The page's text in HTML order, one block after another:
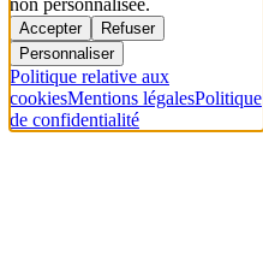
non personnalisée.
Accepter
Refuser
Personnaliser
Politique relative aux
cookiesMentions légalesPolitique
de confidentialité